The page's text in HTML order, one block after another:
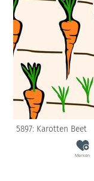
5897: Karotten Beet
Merken